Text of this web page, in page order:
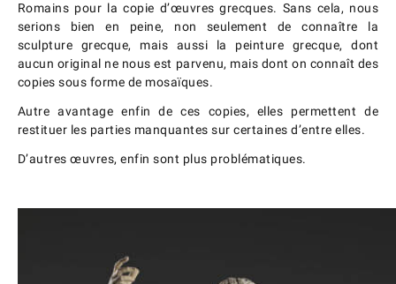
Romains pour la copie d’œuvres grecques. Sans cela, nous
serions bien en peine, non seulement de connaître la
sculpture grecque, mais aussi la peinture grecque, dont
aucun original ne nous est parvenu, mais dont on connaît des
copies sous forme de mosaïques.
Autre avantage enfin de ces copies, elles permettent de
restituer les parties manquantes sur certaines d’entre elles.
D’autres œuvres, enfin sont plus problématiques.